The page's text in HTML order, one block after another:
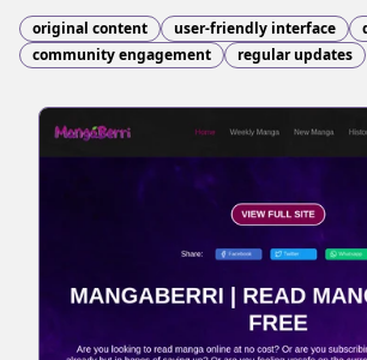
original content user-friendly interface
community engagement
regular updates